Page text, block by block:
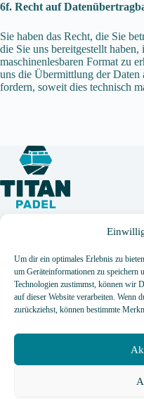
Um dir ein optimales Erlebnis zu
um Geräteinformationen zu speichern
Technologien zustimmst, können wir
auf dieser Website verarbeiten. Wenn
zurückziehst, können bestimmte
6f. Recht auf
Sie haben das Recht, die Sie
die Sie uns bereitgestellt
maschinenlesbaren Format zu
uns die Übermittlung der Daten
fordern, soweit dies technisch
EUROCODE. Engineered in
Ohne Stress mit Full Service:
lassen!
Niederkasseler Str. 35